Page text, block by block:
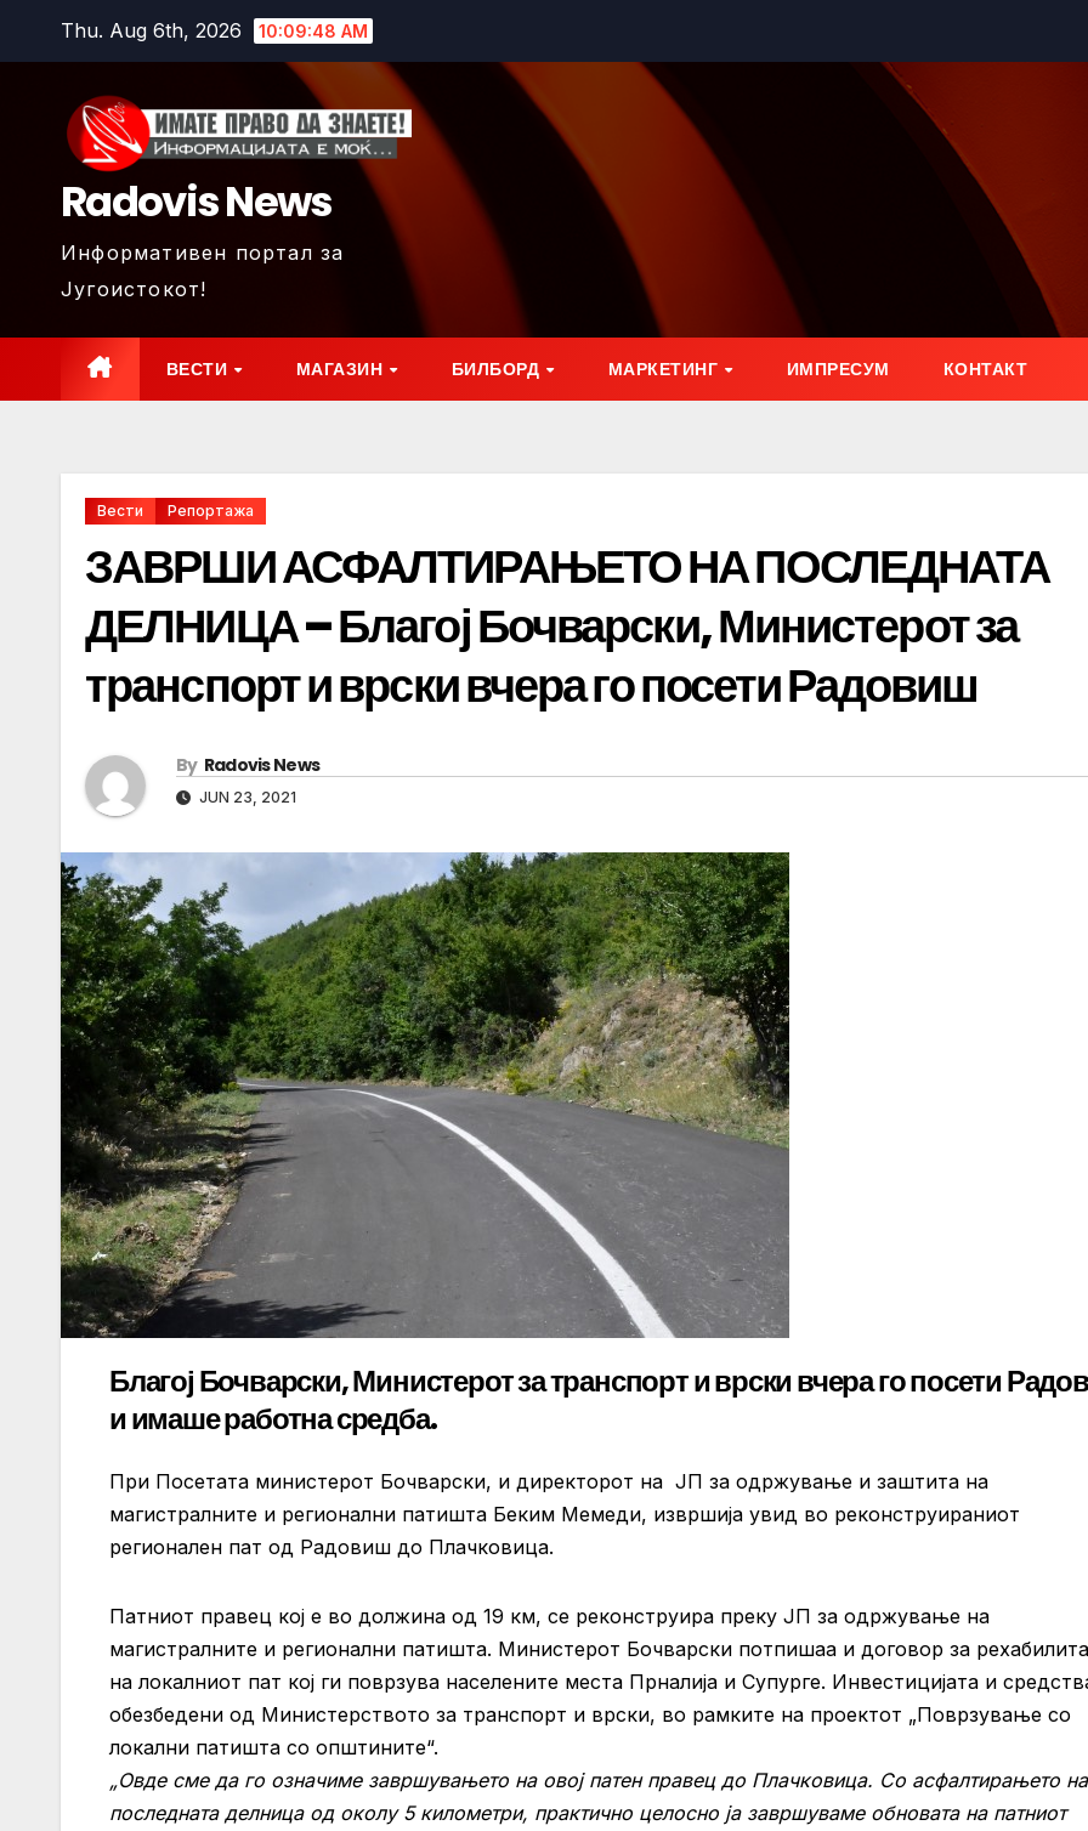
Thu. Aug 6th, 2026 10:09:50 AM
Radovis News
Информативен портал за
Југоистокот!
ВЕСТИ МАГАЗИН БИЛБОРД МАРКЕТИНГ ИМПРЕСУМ КОНТАКТ
Вести Репортажа
ЗАВРШИ АСФАЛТИРАЊЕТО НА ПОСЛЕДНАТА
ДЕЛНИЦА – Благој Бочварски, Министерот за
транспорт и врски вчера го посети Радовиш
By Radovis News
JUN 23, 2021
Благој Бочварски, Министерот за транспорт и врски вчера го посети
и имаше работна средба.
При Посетата министерот Бочварски, и директорот на ЈП за одржување и заштита на
магистралните и регионални патишта Беким Мемеди, извршија увид во реконструираниот
регионален пат од Радовиш до Плачковица.
Патниот правец кој е во должина од 19 км, се реконструира преку ЈП за одржување на
магистралните и регионални патишта. Министерот Бочварски потпишаа и договор за
на локалниот пат кој ги поврзува населените места Прналија и Супурге. Инвестицијата и
обезбедени од Министерството за транспорт и врски, во рамките на проектот „Поврзување со
локални патишта со општините“.
„Овде сме да го означиме завршувањето на овој патен правец до Плачковица. Со асфалтирањето на
последната делница од околу 5 километри, практично целосно ја завршуваме обновата на патниот